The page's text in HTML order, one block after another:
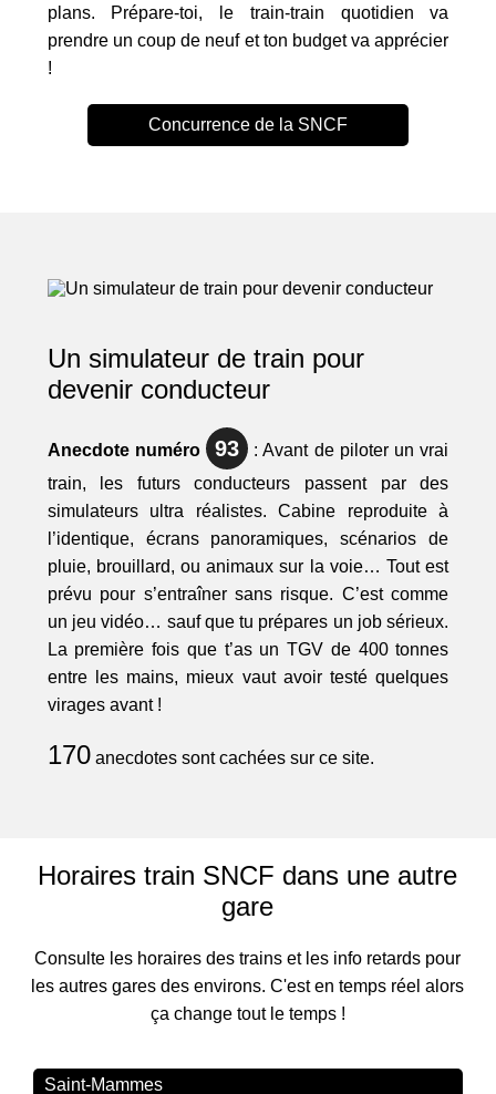
plans. Prépare-toi, le train-train quotidien va
prendre un coup de neuf et ton budget va apprécier
!
Concurrence de la SNCF
Un simulateur de train pour
devenir conducteur
Anecdote numéro 93
: Avant de piloter un vrai
train, les futurs conducteurs passent par des
simulateurs ultra réalistes. Cabine reproduite à
l’identique, écrans panoramiques, scénarios de
pluie, brouillard, ou animaux sur la voie… Tout est
prévu pour s’entraîner sans risque. C’est comme
un jeu vidéo… sauf que tu prépares un job sérieux.
La première fois que t’as un TGV de 400 tonnes
entre les mains, mieux vaut avoir testé quelques
virages avant !
170anecdotes sont cachées sur ce site.
Horaires train SNCF dans une autre
gare
Consulte les horaires des trains et les info retards pour
les autres gares des environs. C'est en temps réel alors
ça change tout le temps !
Saint-Mammes